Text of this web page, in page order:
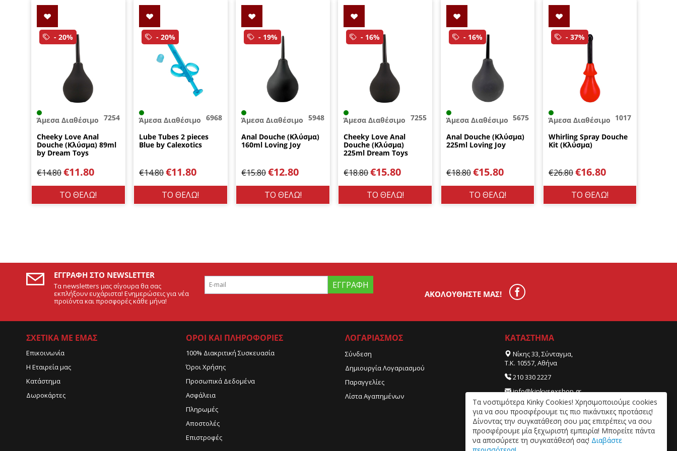
- 20%
Άμεσα Διαθέσιμο 7254
Cheeky Love Anal
Douche (Κλύσμα) 89ml
by Dream Toys
€14.80€11.80
ΤΟ ΘΕΛΩ!
- 20%
Άμεσα Διαθέσιμο 6968
Lube Tubes 2 pieces
Blue by Calexotics
€14.80€11.80
ΤΟ ΘΕΛΩ!
- 19%
Άμεσα Διαθέσιμο 5948
Anal Douche (Κλύσμα)
160ml Loving Joy
€15.80€12.80
ΤΟ ΘΕΛΩ!
- 16%
Άμεσα Διαθέσιμο 7255
Cheeky Love Anal
Douche (Κλύσμα)
225ml Dream Toys
€18.80€15.80
ΤΟ ΘΕΛΩ!
- 16%
Άμεσα Διαθέσιμο 5675
Anal Douche (Κλύσμα)
225ml Loving Joy
€18.80€15.80
ΤΟ ΘΕΛΩ!
- 37%
Άμεσα Διαθέσιμο 1017
Whirling Spray Douche
Κit (Κλύσμα)
€26.80€16.80
ΤΟ ΘΕΛΩ!
ΕΓΓΡΑΦΉ ΣΤΟ NEWSLETTER
Τα newsletters μας σίγουρα θα σας
εκπλήξουν ευχάριστα! Ενημερώσεις για νέα
προϊόντα και προσφορές κάθε μήνα!
ΕΓΓΡΑΦΉ
ΑΚΟΛΟΥΘΉΣΤΕ ΜΑΣ!
ΣΧΕΤΙΚΑ ΜΕ ΕΜΑΣ
Επικοινωνία
Η Εταιρεία μας
Κατάστημα
Δωροκάρτες
ΟΡΟΙ ΚΑΙ ΠΛΗΡΟΦΟΡΙΕΣ
100% Διακριτική Συσκευασία
Όροι Χρήσης
Προσωπικά Δεδομένα
Ασφάλεια
Πληρωμές
Αποστολές
Επιστροφές
ΛΟΓΑΡΙΑΣΜΟΣ
Σύνδεση
Δημιουργία Λογαριασμού
Παραγγελίες
Λίστα Αγαπημένων
ΚΑΤΑΣΤΗΜΑ
Νίκης 33, Σύνταγμα,
Τ.Κ. 10557, Αθήνα
210 330 2227
info@kinkysexshop.gr
ΔΕΥ- ΠΑΡ 09:30 – 20:00, ΣΑΒ 09:30 – 18:00.
Tα νοστιμότερα Kinky Cookies! Χρησιμοποιούμε cookies
για να σου προσφέρουμε τις πιο πικάντικες προτάσεις!
Δίνοντας την συγκατάθεση σου μας επιτρέπεις να σου
προσφέρουμε μία ξεχωριστή εμπειρία! Μπορείτε πάντα
να αποσύρετε τη συγκατάθεσή σας! Διαβάστε